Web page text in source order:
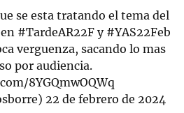
se esta tratando el tema del
#TardeAR22F y #YAS22Feb
verguenza, sacando lo mas
por audiencia.
8YGQmwOQWq
22 de febrero de 2024